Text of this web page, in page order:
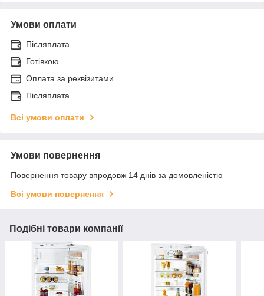
Умови оплати
Післяплата
Готівкою
Оплата за реквізитами
Післяплата
Всі умови оплати
Умови повернення
Повернення товару впродовж 14 днів за домовленістю
Всі умови повернення
Подібні товари компанії